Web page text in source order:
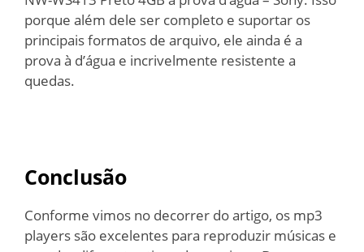
porque além dele ser completo e suportar os
principais formatos de arquivo, ele ainda é a
prova à d’água e incrivelmente resistente a
quedas.
Conclusão
Conforme vimos no decorrer do artigo, os mp3
players são excelentes para reproduzir músicas e